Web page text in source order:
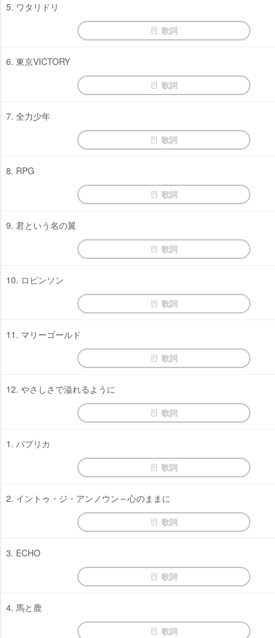
5. ワタリドリ
歌詞
6. 東京VICTORY
歌詞
7. 全力少年
歌詞
8. RPG
歌詞
9. 君という名の翼
歌詞
10. ロビンソン
歌詞
11. マリーゴールド
歌詞
12. やさしさで溢れるように
歌詞
1. パプリカ
歌詞
2. イントゥ・ジ・アンノウン～心のままに
歌詞
3. ECHO
歌詞
4. 馬と鹿
歌詞